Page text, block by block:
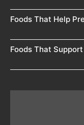
Foods That Help
Foods That